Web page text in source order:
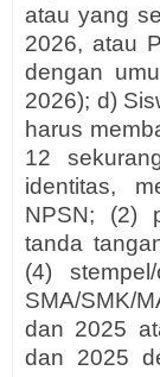
atau yang
2026, atau
dengan
2026); d)
harus
12
identitas,
NPSN; (2)
tanda
(4)
SMA/SMK/
dan 2025
dan 2025